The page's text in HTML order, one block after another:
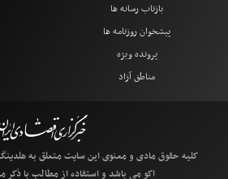
بازتاب رسانه ها
پیشخوان روزنامه ها
پرونده ویژه
مناطق آزاد
کلیه حقوق مادی و معنوی این سایت متعلق به
اکو می باشد و استفاده از مطالب با ذکر